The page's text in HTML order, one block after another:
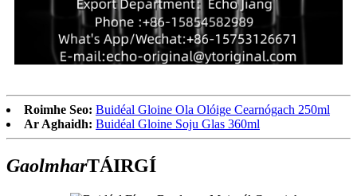
Roimhe Seo: Buidéal Gloine Ola Olóige Cearnógach 250ml
Ar Aghaidh: Buidéal Gloine Soju Glas 360ml
GaolmharTÁIRGÍ